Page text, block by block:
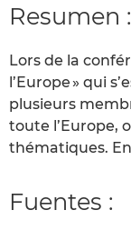
Resumen :
Lors de la
l’Europe » qui
plusieurs
toute l’Europe,
thématiques.
Fuentes :